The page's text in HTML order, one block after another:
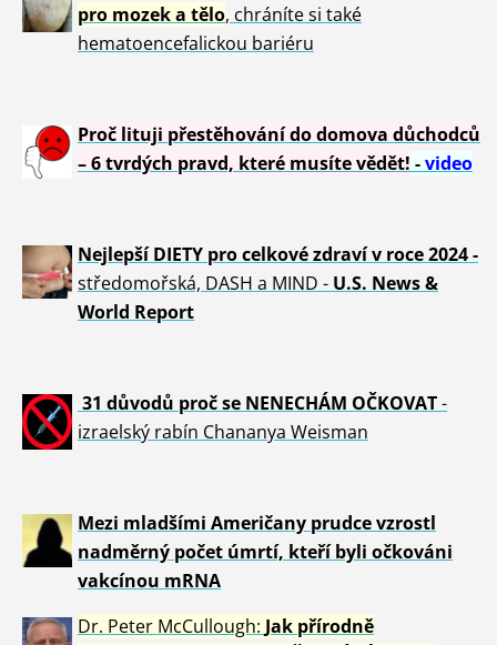
pro mozek a tělo, chráníte si také
hematoencefalickou bariéru
Proč lituji přestěhování do domova důchodců
– 6 tvrdých pravd, které musíte vědět! -video
Nejlepší DIETY pro celkové zdraví v roce 2024 -
středomořská, DASH a MIND - U.S. News &
World Report
31 důvodů proč se NENECHÁM OČKOVAT-
izraelský rabín Chananya Weisman
Mezi mladšími Američany prudce vzrostl
nadměrný počet úmrtí, kteří byli očkováni
vakcínou mRNA
Dr. Peter McCullough: Jak přírodně